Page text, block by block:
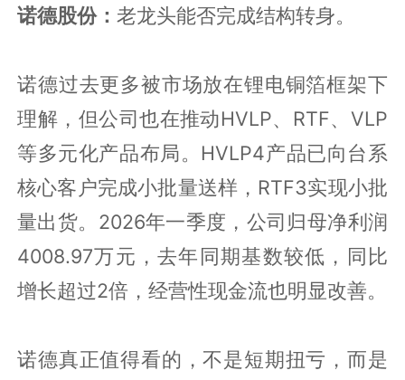
诺德股份：老龙头能否完成结构转身。
诺德过去更多被市场放在锂电铜箔框架下
理解，但公司也在推动HVLP、RTF、VLP
等多元化产品布局。HVLP4产品已向台系
核心客户完成小批量送样，RTF3实现小批
量出货。2026年一季度，公司归母净利润
4008.97万元，去年同期基数较低，同比
增长超过2倍，经营性现金流也明显改善。
诺德真正值得看的，不是短期扭亏，而是